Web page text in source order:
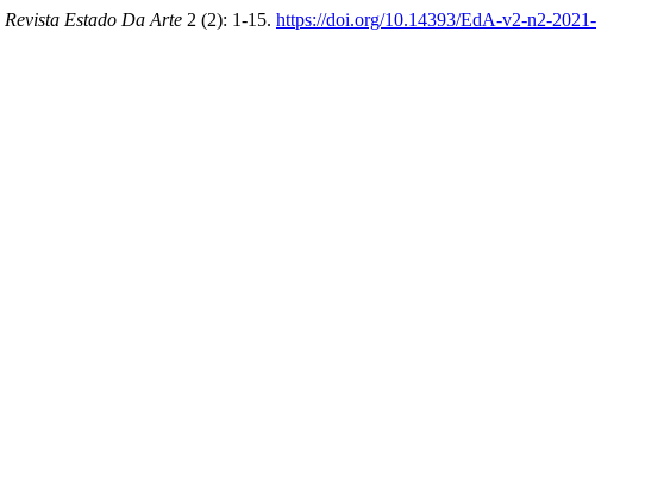
Revista Estado Da Arte 2 (2): 1-15. https://doi.org/10.14393/EdA-v2-n2-2021-